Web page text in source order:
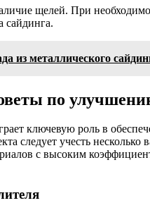
щелей. При
сайдинга.
из металлического
по
ключевую роль в
следует учесть
с высоким